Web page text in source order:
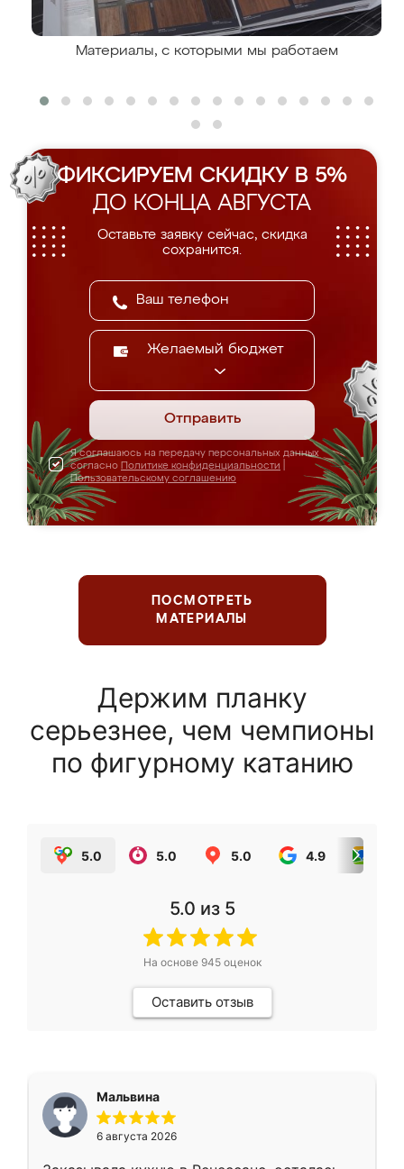
Материалы, с которыми мы работаем
ФИКСИРУЕМ СКИДКУ В 5%
ДО КОНЦА АВГУСТА
Оставьте заявку сейчас, скидка
сохранится.
Желаемый бюджет
Отправить
Я соглашаюсь на передачу персональных данных
согласно Политике конфиденциальности
Пользовательскому соглашению
ПОСМОТРЕТЬ
МАТЕРИАЛЫ
Держим планку
серьезнее, чем чемпионы
по фигурному катанию
5.0 5.0 5.0 4.9
5.0 из 5
На основе 945оценок
Оставить отзыв
Мальвина
6 августа 2026